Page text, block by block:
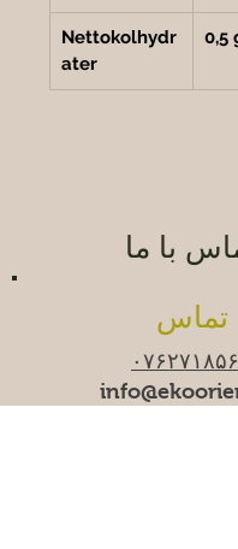
Nettokolhydr
ater
0,5
با ما
تماس